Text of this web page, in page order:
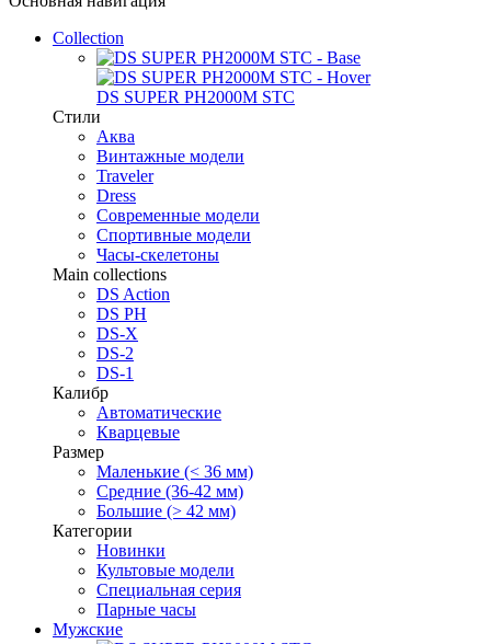
Collection
DS SUPER PH2000M STC
Стили
Аква
Винтажные модели
Traveler
Dress
Современные модели
Спортивные модели
Часы-скелетоны
Main collections
DS Action
DS PH
DS-X
DS-2
DS-1
Калибр
Автоматические
Кварцевые
Размер
Маленькие (< 36 мм)
Средние (36-42 мм)
Большие (> 42 мм)
Категории
Новинки
Культовые модели
Специальная серия
Парные часы
Мужские